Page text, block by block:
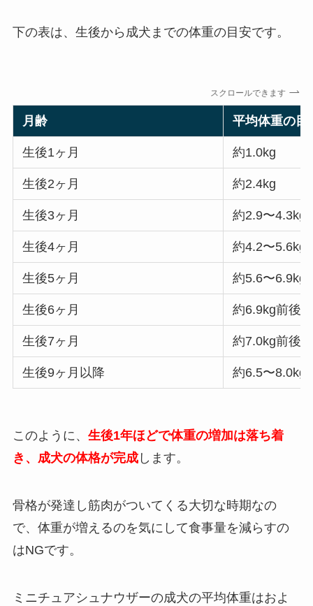
下の表は、生後から成犬までの体重の目安です。
スクロールできます
月齢 平均体重の目
生後1ヶ月 約1.0kg
生後2ヶ月 約2.4kg
生後3ヶ月 約2.9〜4.3kg
生後4ヶ月 約4.2〜5.6kg
生後5ヶ月 約5.6〜6.9kg
生後6ヶ月 約6.9kg前後
生後7ヶ月 約7.0kg前後
生後9ヶ月以降 約6.5〜8.0kg
このように、 生後1年ほどで体重の増加は落ち着
き、成犬の体格が完成します。
骨格が発達し筋肉がついてくる大切な時期なの
で、体重が増えるのを気にして食事量を減らすの
はNGです。
ミニチュアシュナウザーの成犬の平均体重はおよ